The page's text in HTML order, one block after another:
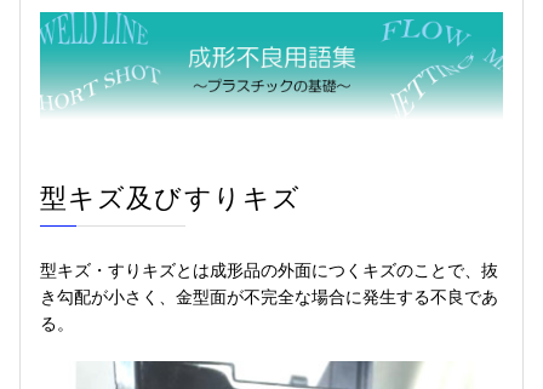
型キズ及びすりキズ
型キズ・すりキズとは成形品の外面につくキズのことで、抜
き勾配が小さく、金型面が不完全な場合に発生する不良であ
る。